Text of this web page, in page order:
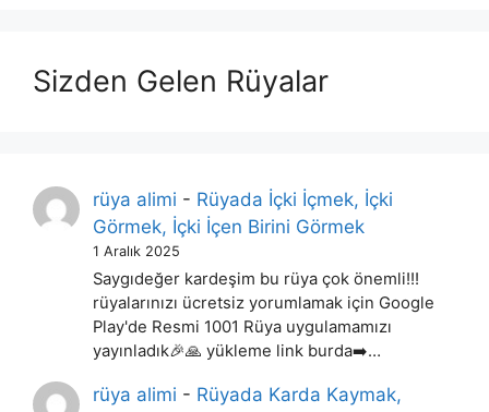
Sizden Gelen Rüyalar
rüya alimi - Rüyada İçki İçmek, İçki
Görmek, İçki İçen Birini Görmek
1 Aralık 2025
Saygıdeğer kardeşim bu rüya çok önemli!!!
rüyalarınızı ücretsiz yorumlamak için Google
Play'de Resmi 1001 Rüya uygulamamızı
yayınladık🎉🙏 yükleme link burda➡️…
rüya alimi - Rüyada Karda Kaymak,